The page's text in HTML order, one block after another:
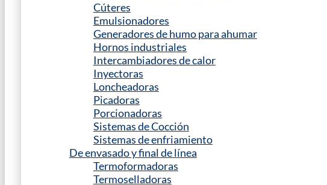
Cúteres
Emulsionadores
Generadores de humo para ahumar
Hornos industriales
Intercambiadores de calor
Inyectoras
Loncheadoras
Picadoras
Porcionadoras
Sistemas de Cocción
Sistemas de enfriamiento
De envasado y final de línea
Termoformadoras
Termoselladoras